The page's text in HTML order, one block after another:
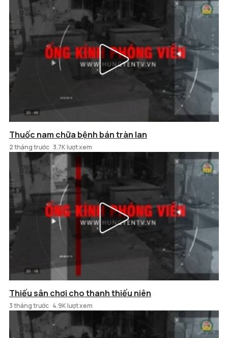
Thuốc nam chữa bệnh bán tràn lan
2 tháng trước 3.7K lượt xem
Thiếu sân chơi cho thanh thiếu niên
3 tháng trước 4.9K lượt xem